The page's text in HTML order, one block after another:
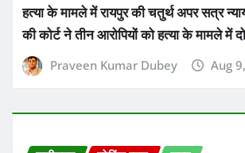
हत्या के मामले में रायपुर की चतुर्थ अपर सत्र
की कोर्ट ने तीन आरोपियों को हत्या के मामले में
Praveen Kumar Dubey Aug